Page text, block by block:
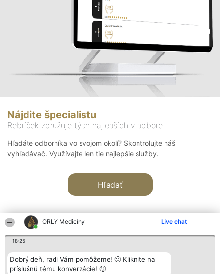
ORLY Medicíny Live chat
18:25
Dobrý deň, radi Vám pomôžeme! 🙂 Kliknite na
príslušnú tému konverzácie! 🙂
Nájdite špecialistu
Rebríček združuje tých najlepších v odbore
Hľadáte odborníka vo svojom okolí? Skontrolujte náš
vyhľadávač. Využívajte len tie najlepšie služby.
Hľadať
Organizátor hodnotenia
Bright Side Solutions sp. z o.
o. sp. k.
Hodnotenie
Laureáti
Lista
Kontakt
Kontakt